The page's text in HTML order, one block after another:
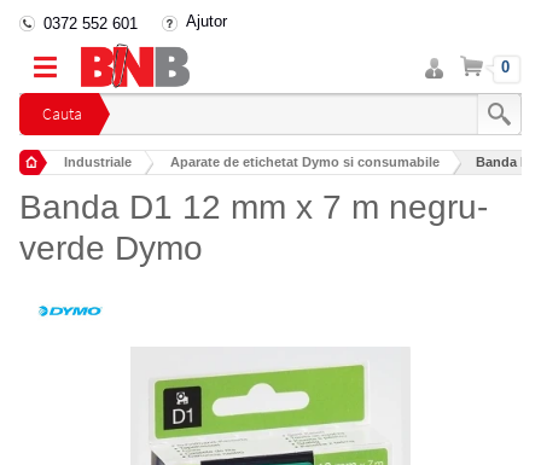
Cauta
0372 552 601 Ajutor
Intra
in
cont
Cos 0
Industriale Aparate de etichetat Dymo si consumabile Banda
Banda D1 12 mm x 7 m negru-
verde Dymo